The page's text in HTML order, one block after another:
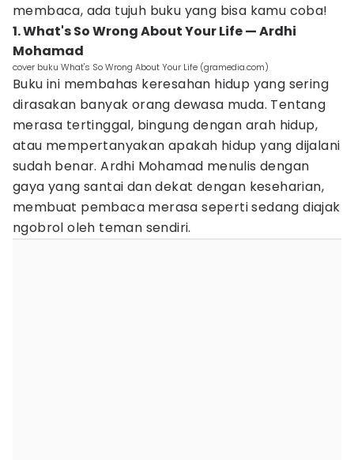
membaca, ada tujuh buku yang bisa kamu coba!
1. What's So Wrong About Your Life — Ardhi
Mohamad
cover buku What's So Wrong About Your Life (gramedia.com)
Buku ini membahas keresahan hidup yang sering
dirasakan banyak orang dewasa muda. Tentang
merasa tertinggal, bingung dengan arah hidup,
atau mempertanyakan apakah hidup yang dijalani
sudah benar. Ardhi Mohamad menulis dengan
gaya yang santai dan dekat dengan keseharian,
membuat pembaca merasa seperti sedang diajak
ngobrol oleh teman sendiri.